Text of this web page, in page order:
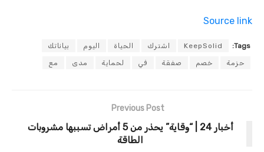
Source link
Tags:
KeepSolid اشترك الحياة اليوم بياناتك
حزمة خصم صفقة في لحماية مدى مع
Previous Post
أخبار 24 | “وقاية” يحذر من 5 أمراض تسببها مشروبات
الطاقة